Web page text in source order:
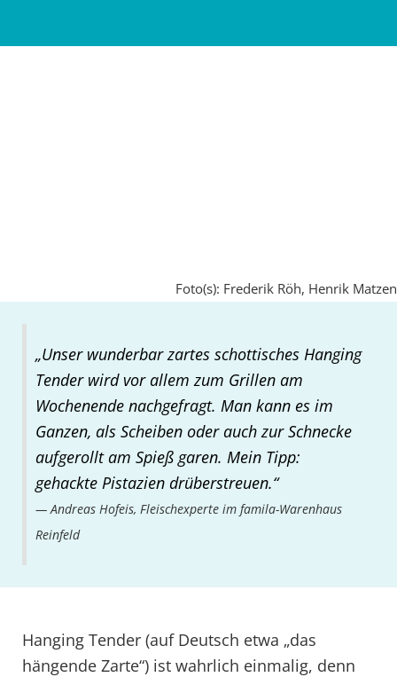
Foto(s): Frederik Röh, Henrik Matzen
„Unser wunderbar zartes schottisches Hanging
Tender wird vor allem zum Grillen am
Wochenende nachgefragt. Man kann es im
Ganzen, als Scheiben oder auch zur Schnecke
aufgerollt am Spieß garen. Mein Tipp:
gehackte Pistazien drüberstreuen.“
Andreas Hofeis, Fleischexperte im famila-Warenhaus
Reinfeld
Hanging Tender (auf Deutsch etwa „das
hängende Zarte“) ist wahrlich einmalig, denn